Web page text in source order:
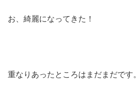
お、綺麗になってきた！
重なりあったところはまだまだです。